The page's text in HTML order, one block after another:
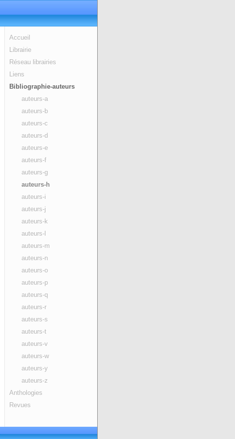
Accueil
Librairie
Réseau librairies
Liens
Bibliographie-auteurs
auteurs-a
auteurs-b
auteurs-c
auteurs-d
auteurs-e
auteurs-f
auteurs-g
auteurs-h
auteurs-i
auteurs-j
auteurs-k
auteurs-l
auteurs-m
auteurs-n
auteurs-o
auteurs-p
auteurs-q
auteurs-r
auteurs-s
auteurs-t
auteurs-v
auteurs-w
auteurs-y
auteurs-z
Anthologies
Revues